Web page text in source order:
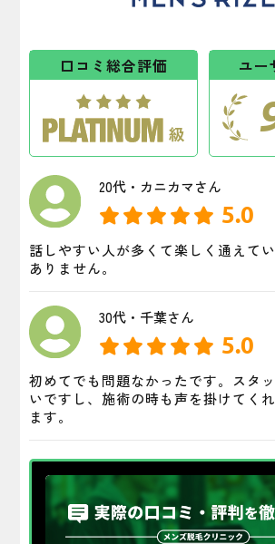
口コミ総合評価 ユー
20代・カニカマさん
5.0
話しやすい人が多くて楽しく通えて
ありません。
30代・千葉さん
5.0
初めてでも問題なかったです。スタ
いですし、施術の時も声を掛けてく
ます。